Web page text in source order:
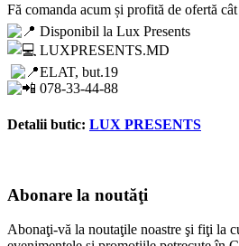
Fă comanda acum și profită de ofertă
Disponibil la Lux Presents
LUXPRESENTS.MD
ELAT, but.19
078-33-44-88
Detalii butic: LUX PRESENTS
Abonare la noutăţi
Abonaţi-vă la noutaţile noastre şi fiţi la